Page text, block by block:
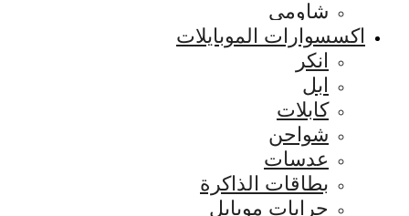
شاومي
اكسسوارات الموبايلات
انكر
ابل
كابلات
شواحن
عدسات
بطاقات الذاكرة
جرابات موبايل